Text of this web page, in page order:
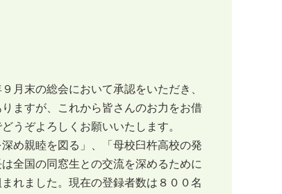
月末の総会において承認をいただき、
ますが、これから皆さんのお力をお借
うぞよろしくお願いいたします。
め親睦を図る」、「母校臼杵高校の発
全国の同窓生との交流を深めるために
れました。現在の登録者数は８００名